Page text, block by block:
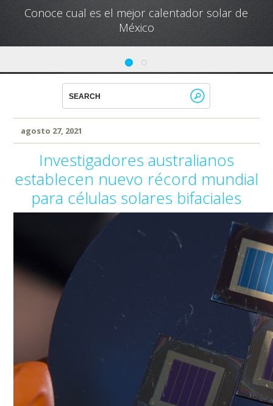
Conoce cual es el mejor calentador solar de
México
Conoce que tan sana es el agua en tu casa
agosto 27, 2021
Investigadores australianos
establecen nuevo récord mundial
para células solares bifaciales